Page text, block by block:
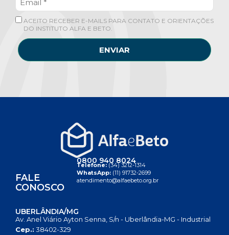
ACEITO RECEBER E-MAILS PARA CONTATO E ORIENTAÇÕES
DO INSTITUTO ALFA E BETO.
ENVIAR
FALE
CONOSCO
0800 940 8024
Telefone:(34) 3212-1314
WhatsApp: (11) 91732-2699
atendimento@alfaebeto.org.br
UBERLÂNDIA/MG
Av. Anel Viário Ayton Senna, S/n - Uberlândia-MG - Industrial
Cep.: 38402-329